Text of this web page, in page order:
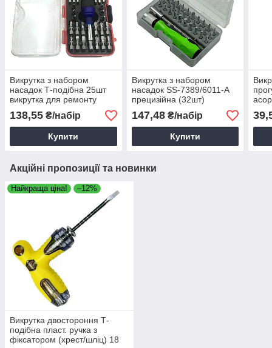
Викрутка з набором
насадок Т-подібна 25шт
викрутка для ремонту
електроніки
138,55 ₴/набір
Купити
Викрутка з набором
насадок SS-7389/6011-А
прецизійна (32шт)
викрутка для ремонту
електроніки
147,48₴/набір
Купити
Акційні пропозиції та новинки
Найкраща ціна! –12%
Викрутка двостороння Т-
подібна пласт. ручка з
фіксатором (хрест/шліц) 18